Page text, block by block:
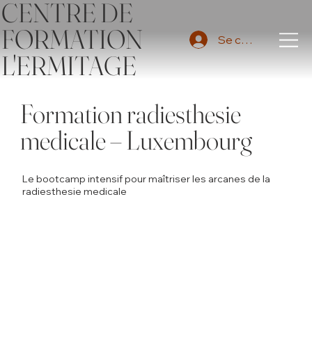
CENTRE DE
FORMATION
L'ERMITAGE
Se connecter
Formation radiesthesie
medicale – Luxembourg
Le bootcamp intensif pour maîtriser les arcanes de la
radiesthesie medicale